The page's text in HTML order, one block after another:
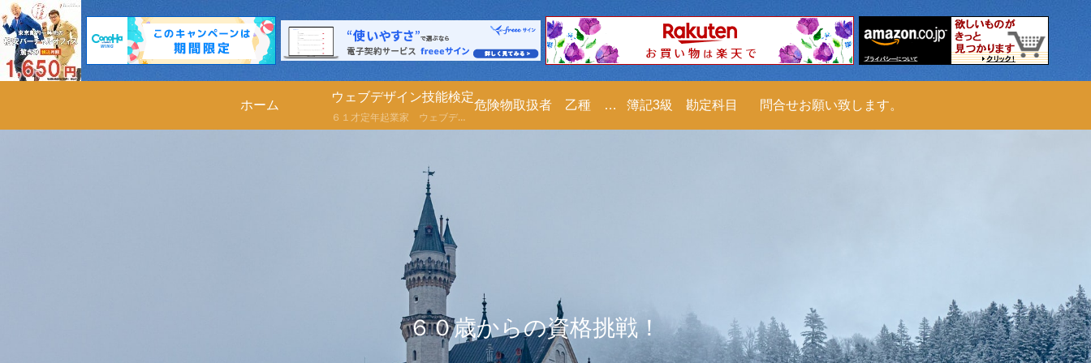
６０歳からの資格挑戦！
ホーム
ウェブデザイン技能検定
６１才定年起業家 ウェブデザイン技能検定の勉強を２０２５年０５月２３日より勉強します。ノート代わりにブログに書きますので、皆さんも一緒に勉強しませんか？尚、ご指導も頂けたら嬉しいです。宜しくお願い致します。
危険物取扱者 乙種 第４類 簿記3級 勘定科目 問合せお願い致します。